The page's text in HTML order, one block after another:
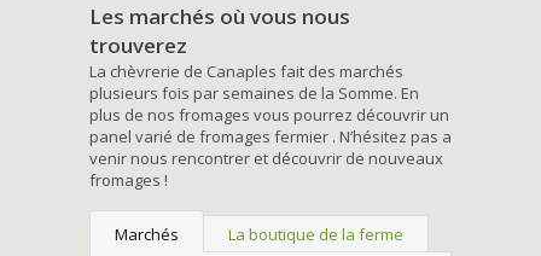
Les marchés où vous nous
trouverez
La chèvrerie de Canaples fait des marchés
plusieurs fois par semaines de la Somme. En
plus de nos fromages vous pourrez découvrir un
panel varié de fromages fermier . N’hésitez pas a
venir nous rencontrer et découvrir de nouveaux
fromages !
Marchés La boutique de la ferme